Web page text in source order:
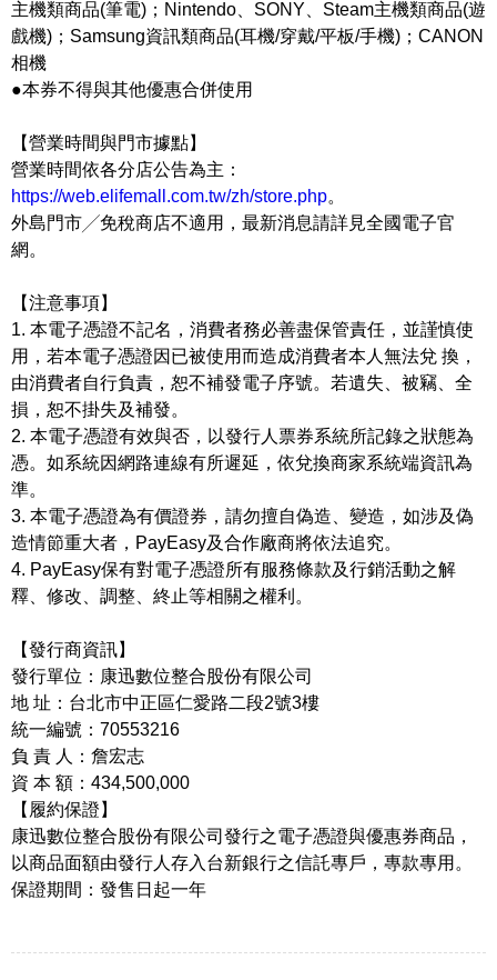
主機類商品(筆電)；Nintendo、SONY、Steam主機類商品(遊
戲機)；Samsung資訊類商品(耳機/穿戴/平板/手機)；CANON
相機
●本券不得與其他優惠合併使用
【營業時間與門市據點】
營業時間依各分店公告為主：
https://web.elifemall.com.tw/zh/store.php。
外島門市╱免稅商店不適用，最新消息請詳見全國電子官
網。
【注意事項】
1. 本電子憑證不記名，消費者務必善盡保管責任，並謹慎使
用，若本電子憑證因已被使用而造成消費者本人無法兌 換，
由消費者自行負責，恕不補發電子序號。若遺失、被竊、全
損，恕不掛失及補發。
2. 本電子憑證有效與否，以發行人票券系統所記錄之狀態為
憑。如系統因網路連線有所遲延，依兌換商家系統端資訊為
準。
3. 本電子憑證為有價證券，請勿擅自偽造、變造，如涉及偽
造情節重大者，PayEasy及合作廠商將依法追究。
4. PayEasy保有對電子憑證所有服務條款及行銷活動之解
釋、修改、調整、終止等相關之權利。
【發行商資訊】
發行單位：康迅數位整合股份有限公司
地 址：台北市中正區仁愛路二段2號3樓
統一編號：70553216
負 責 人：詹宏志
資 本 額：434,500,000
【履約保證】
康迅數位整合股份有限公司發行之電子憑證與優惠券商品，
以商品面額由發行人存入台新銀行之信託專戶，專款專用。
保證期間：發售日起一年